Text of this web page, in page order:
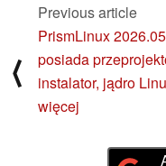
⟨
Previous article
PrismLinux
posiada
instalator, jądro
więcej